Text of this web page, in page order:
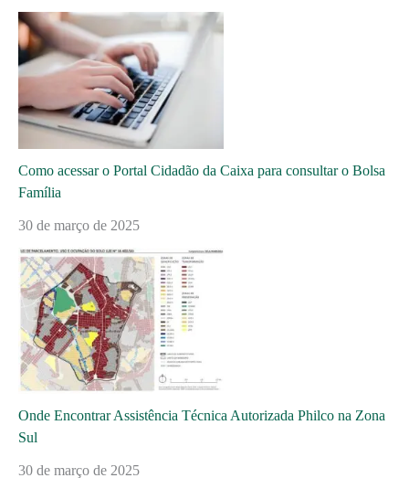
Como acessar o Portal Cidadão da Caixa para consultar o Bolsa
Família
30 de março de 2025
Onde Encontrar Assistência Técnica Autorizada Philco na Zona
Sul
30 de março de 2025